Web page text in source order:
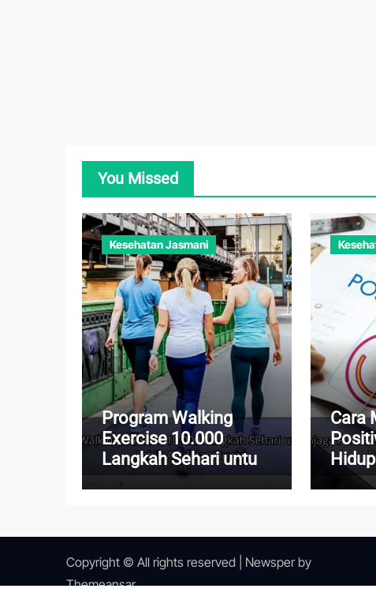
You Missed
Kesehatan Jasmani
Program Walking
Exercise 10.000
Langkah Sehari untuk
Tubuh Lebih Aktif dan
Cara
dan
Copyright © All rights reserved Newsperby
Themeansar.